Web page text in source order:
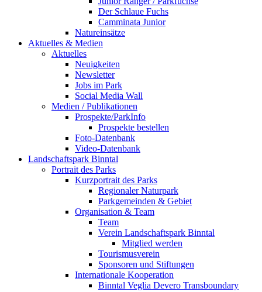
Der Schlaue Fuchs
Camminata Junior
Natureinsätze
Aktuelles & Medien
Aktuelles
Neuigkeiten
Newsletter
Jobs im Park
Social Media Wall
Medien / Publikationen
Prospekte/ParkInfo
Prospekte bestellen
Foto-Datenbank
Video-Datenbank
Landschaftspark Binntal
Portrait des Parks
Kurzportrait des Parks
Regionaler Naturpark
Parkgemeinden & Gebiet
Organisation & Team
Team
Verein Landschaftspark Binntal
Mitglied werden
Tourismusverein
Sponsoren und Stiftungen
Internationale Kooperation
Binntal Veglia Devero Transboundary